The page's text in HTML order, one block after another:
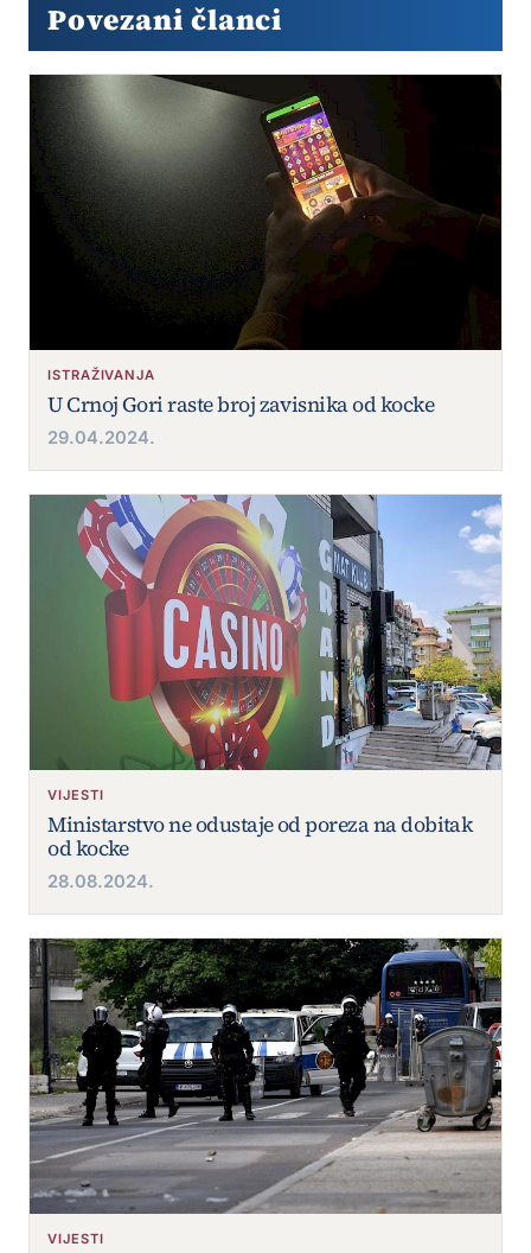
Povezani članci
ISTRAŽIVANJA
U Crnoj Gori raste broj zavisnika od kocke
29.04.2024.
VIJESTI
Ministarstvo ne odustaje od poreza na dobitak
od kocke
28.08.2024.
VIJESTI